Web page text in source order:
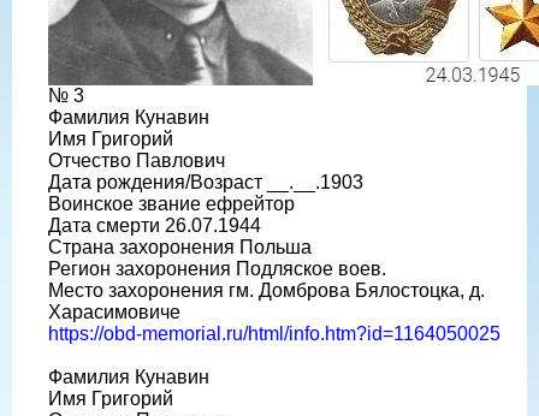
№ 3
Фамилия Кунавин
Имя Григорий
Отчество Павлович
Дата рождения/Возраст __.__.1903
Воинское звание ефрейтор
Дата смерти 26.07.1944
Страна захоронения Польша
Регион захоронения Подляское воев.
Место захоронения гм. Домброва Бялостоцка, д.
Харасимовиче
https://obd-memorial.ru/html/info.htm?id=1164050025
Фамилия Кунавин
Имя Григорий